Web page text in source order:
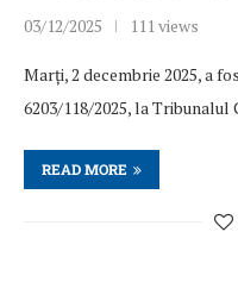
03/12/2025 111 views
Marți, 2 decembrie 2025, a
6203/118/2025, la
READ MORE